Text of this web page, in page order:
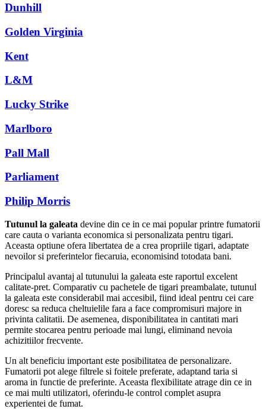
Dunhill
Golden Virginia
Kent
L&M
Lucky Strike
Marlboro
Pall Mall
Parliament
Philip Morris
Tutunul la galeata devine din ce in ce mai popular printre fumatorii
care cauta o varianta economica si personalizata pentru tigari.
Aceasta optiune ofera libertatea de a crea propriile tigari, adaptate
nevoilor si preferintelor fiecaruia, economisind totodata bani.
Principalul avantaj al tutunului la galeata este raportul excelent
calitate-pret. Comparativ cu pachetele de tigari preambalate, tutunul
la galeata este considerabil mai accesibil, fiind ideal pentru cei care
doresc sa reduca cheltuielile fara a face compromisuri majore in
privinta calitatii. De asemenea, disponibilitatea in cantitati mari
permite stocarea pentru perioade mai lungi, eliminand nevoia
achizitiilor frecvente.
Un alt beneficiu important este posibilitatea de personalizare.
Fumatorii pot alege filtrele si foitele preferate, adaptand taria si
aroma in functie de preferinte. Aceasta flexibilitate atrage din ce in
ce mai multi utilizatori, oferindu-le control complet asupra
experientei de fumat.